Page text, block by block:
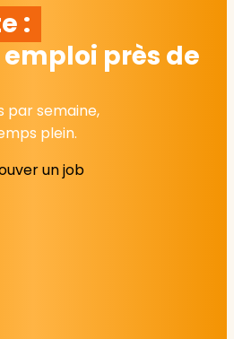
:
près de
par semaine,
plein.
un job